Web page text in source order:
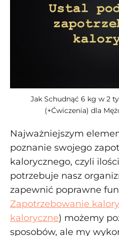
Jak Schudnąć 6 kg w 2
(+Ćwiczenia) dla
Najważniejszym
poznanie swojego
kalorycznego, czyli
potrzebuje nasz
zapewnić poprawne
Zapotrzebowanie
kaloryczne) możemy
sposobów, ale my